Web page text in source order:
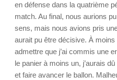
en défense dans la quatrième
match. Au final, nous aurions
sens, mais nous avions pris
aurait pu être décisive. À
admettre que j’ai commis une
le panier à moins un, j’aurais
et faire avancer le ballon.